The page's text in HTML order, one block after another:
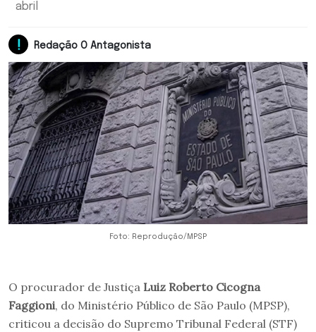
abril
Redação O Antagonista
Foto: Reprodução/MPSP
O procurador de Justiça Luiz Roberto Cicogna
Faggioni, do Ministério Público de São Paulo (MPSP),
criticou a decisão do Supremo Tribunal Federal (STF)